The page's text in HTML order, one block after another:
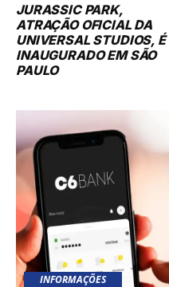
JURASSIC PARK,
ATRAÇÃO OFICIAL DA
UNIVERSAL STUDIOS, É
INAUGURADO EM SÃO
PAULO
INFORMAÇÕES